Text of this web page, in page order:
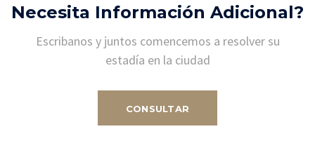
Necesita Información Adicional?
Escribanos y juntos comencemos a resolver su
estadía en la ciudad
CONSULTAR